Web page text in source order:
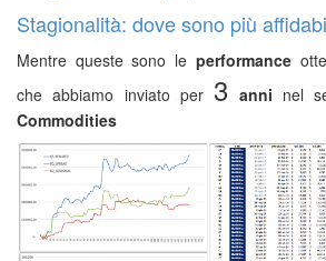
Stagionalità: dove sono più
Mentre queste sono le performance
che abbiamo inviato per 3 anni nel
Commodities